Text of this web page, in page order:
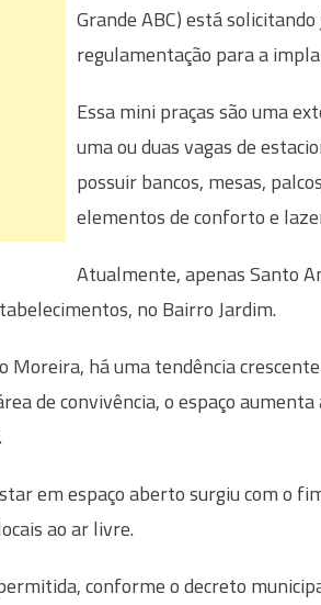
Grande ABC) está
regulamentação para a
Essa mini praças são uma
uma ou duas vagas de
possuir bancos, mesas,
elementos de conforto e
Atualmente, apenas Santo
no Bairro Jardim.
Moreira, há uma tendência
de convivência, o espaço
em espaço aberto surgiu com o
ao ar livre.
conforme o decreto